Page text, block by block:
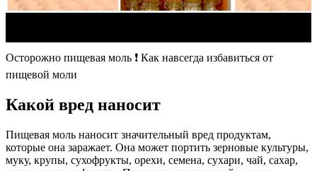
Осторожно пищевая моль ❗ Как навсегда избавиться от
пищевой моли
Какой вред наносит
Пищевая моль наносит значительный вред продуктам,
которые она заражает. Она может портить зерновые культуры,
муку, крупы, сухофрукты, орехи, семена, сухари, чай, сахар,